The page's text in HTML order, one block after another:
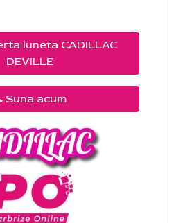
luneta CADILLAC
DEVILLE
Suna acum